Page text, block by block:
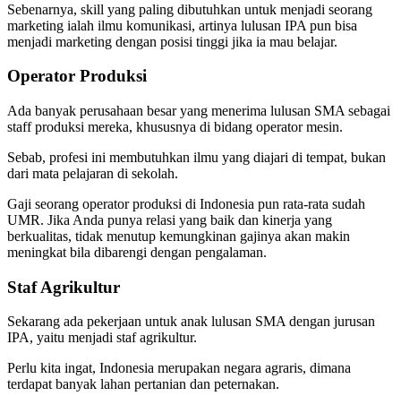
Sebenarnya, skill yang paling dibutuhkan untuk menjadi seorang
marketing ialah ilmu komunikasi, artinya lulusan IPA pun bisa
menjadi marketing dengan posisi tinggi jika ia mau belajar.
Operator Produksi
Ada banyak perusahaan besar yang menerima lulusan SMA sebagai
staff produksi mereka, khususnya di bidang operator mesin.
Sebab, profesi ini membutuhkan ilmu yang diajari di tempat, bukan
dari mata pelajaran di sekolah.
Gaji seorang operator produksi di Indonesia pun rata-rata sudah
UMR. Jika Anda punya relasi yang baik dan kinerja yang
berkualitas, tidak menutup kemungkinan gajinya akan makin
meningkat bila dibarengi dengan pengalaman.
Staf Agrikultur
Sekarang ada pekerjaan untuk anak lulusan SMA dengan jurusan
IPA, yaitu menjadi staf agrikultur.
Perlu kita ingat, Indonesia merupakan negara agraris, dimana
terdapat banyak lahan pertanian dan peternakan.